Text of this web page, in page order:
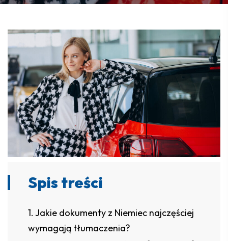
Spis treści
Jakie dokumenty z Niemiec najczęściej
wymagają tłumaczenia?